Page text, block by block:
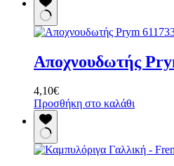
Αποχνουδωτής
4,10€
Προσθήκη στο καλάθι